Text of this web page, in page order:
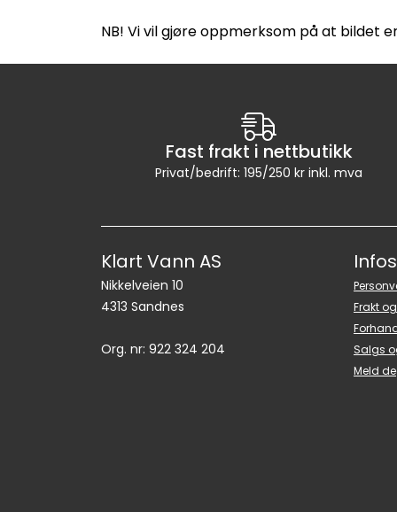
NB! Vi vil gjøre oppmerksom på at bildet
Fast frakt i nettbutikk
Privat/bedrift: 195/250 kr inkl. mva
Klart Vann AS
Nikkelveien 10
4313 Sandnes
Org. nr: 922 324 204
Frakt
Salgs
Meld